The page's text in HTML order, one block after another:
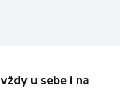
u sebe i na